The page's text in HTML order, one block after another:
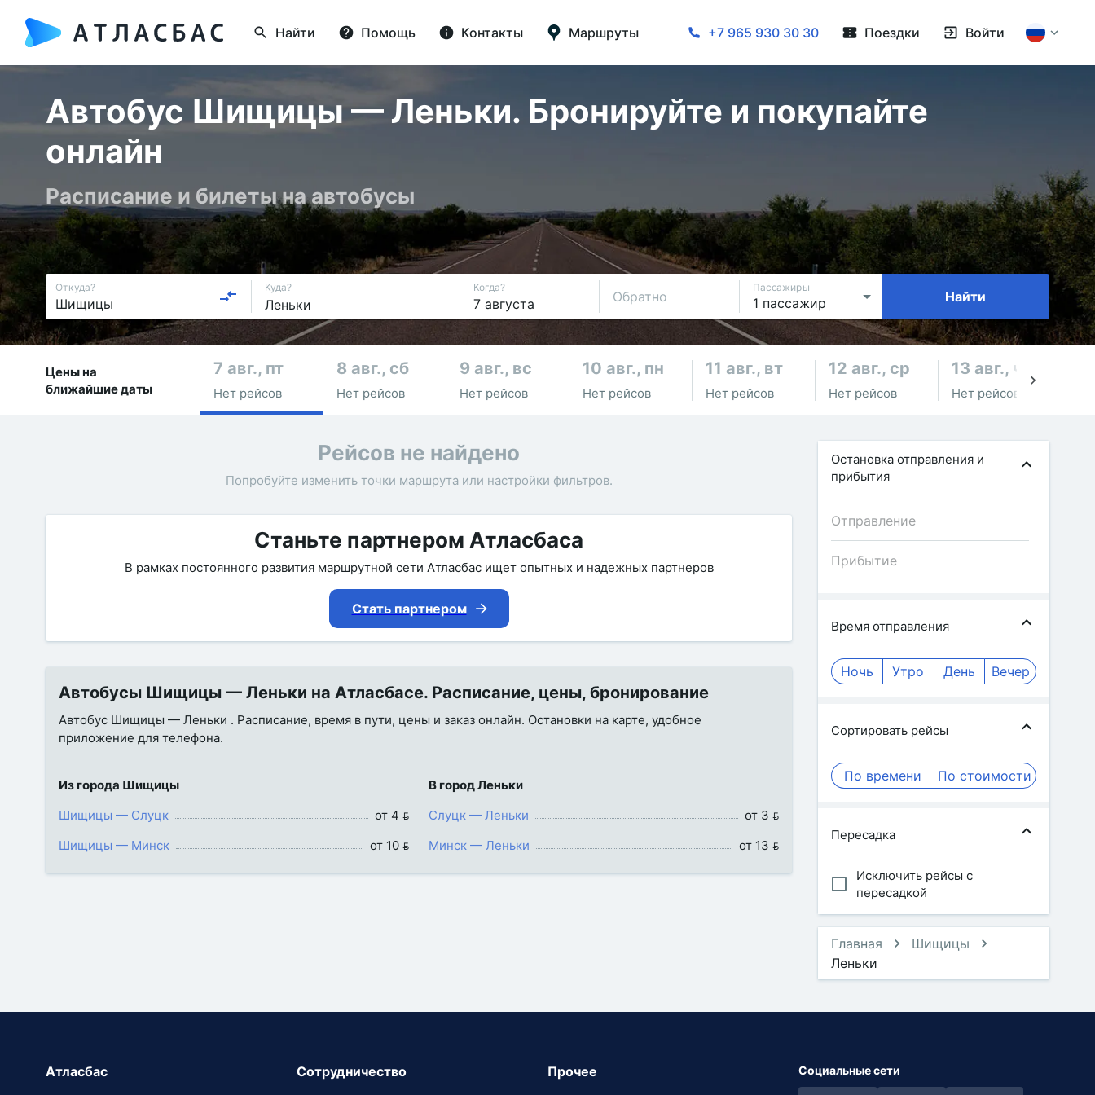
Найти Помощь Контакты Маршруты +7 965 930 30 30 Поездки Войти
Автобус Шищицы — Леньки. Бронируйте и покупайте
онлайн
Расписание и билеты на автобусы
Откуда? Куда? Когда?
Обратно
Пассажиры
Найти
Цены на
ближайшие даты
7 авг., пт
Нет рейсов
8 авг., сб
Нет рейсов
9 авг., вс
Нет рейсов
10 авг., пн
Нет рейсов
11 авг., вт
Нет рейсов
12 авг., ср
Нет рейсов
13 авг., чт
Нет рейсов
Рейсов не найдено
Попробуйте изменить точки маршрута или настройки фильтров.
Станьте партнером Атласбаса
В рамках постоянного развития маршрутной сети Атласбас ищет опытных и надежных партнеров
Стать партнером
Автобусы Шищицы — Леньки на Атласбасе. Расписание, цены, бронирование
Автобус Шищицы — Леньки . Расписание, время в пути, цены и заказ онлайн. Остановки на карте, удобное
приложение для телефона.
Из города Шищицы
Шищицы — Слуцк
от 4 
Шищицы — Минск
от 10 
В город Леньки
Слуцк — Леньки
от 3 
Минск — Леньки
от 13 
Остановка отправления и
прибытия
Время отправления
Ночь Утро День Вечер
Сортировать рейсы
По времени По стоимости
Пересадка
Исключить рейсы с
пересадкой
Главная
Шищицы
Леньки
Атласбас Сотрудничество Прочее Социальные сети